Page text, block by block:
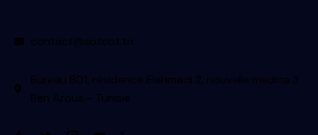
contact@sotcot.tn
Bureau B01, résidence Elahmadi 2, nouvelle medina 3
Ben Arous - Tunisie